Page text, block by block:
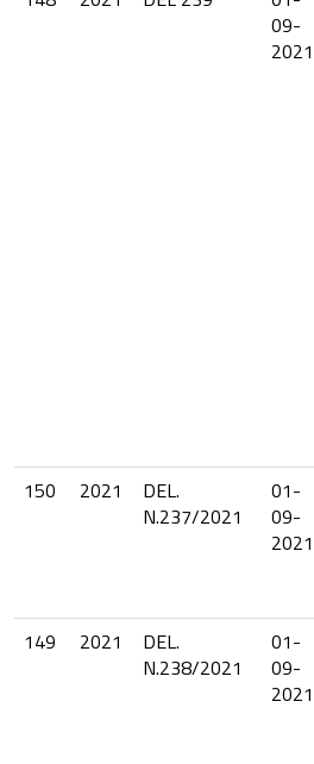
09-
2021
150 2021
DEL.
N.237/2021
01-
09-
2021
149 2021
DEL.
N.238/2021
01-
09-
2021